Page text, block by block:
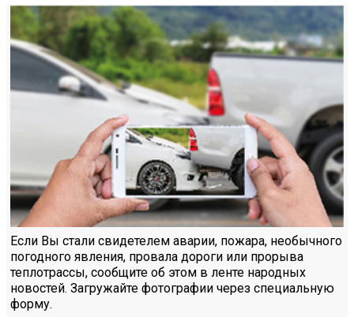
Если Вы стали свидетелем аварии, пожара, необычного
погодного явления, провала дороги или прорыва
теплотрассы, сообщите об этом в ленте народных
новостей. Загружайте фотографии через специальную
форму.